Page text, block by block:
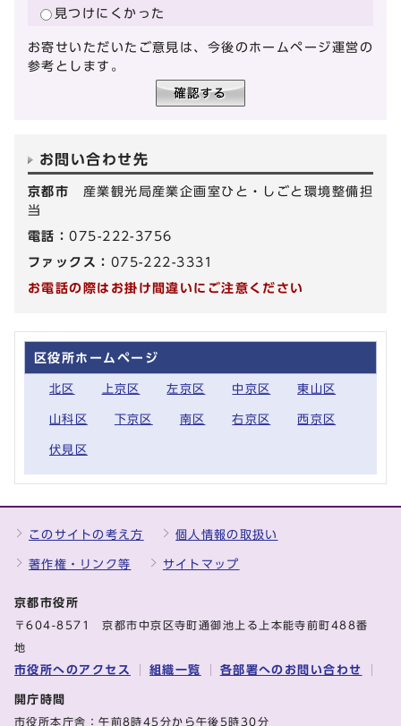
見つけにくかった
お寄せいただいたご意見は、今後のホームページ運営の
参考とします。
お問い合わせ先
京都市 産業観光局産業企画室ひと・しごと環境整備担
当
電話：075-222-3756
ファックス： 075-222-3331
お電話の際はお掛け間違いにご注意ください
区役所ホームページ
北区 上京区 左京区 中京区 東山区
山科区 下京区 南区 右京区 西京区
伏見区
このサイトの考え方 個人情報の取扱い
著作権・リンク等 サイトマップ
京都市役所
〒604-8571 京都市中京区寺町通御池上る上本能寺前町488番
地
市役所へのアクセス 組織一覧 各部署へのお問い合わせ
開庁時間
市役所本庁舎：午前8時45分から午後5時30分